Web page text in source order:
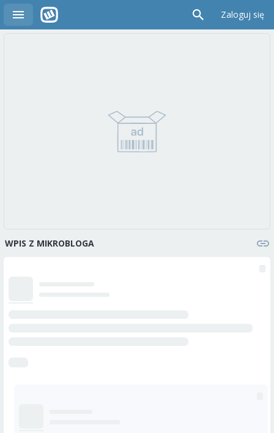
Zaloguj się
WPIS Z MIKROBLOGA